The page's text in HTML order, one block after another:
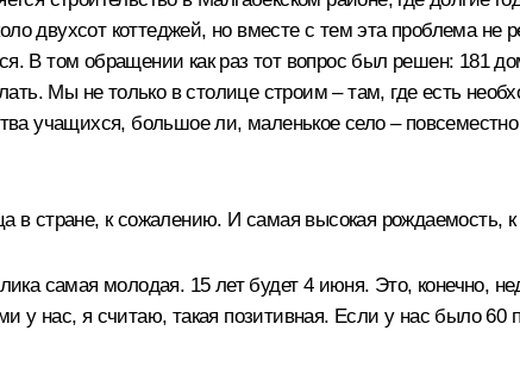
двухсот коттеджей, но вместе с тем эта проблема не
В том обращении как раз тот вопрос был решен: 181
Мы не только в столице строим – там, где есть
учащихся, большое ли, маленькое село –
стране, к сожалению. И самая высокая рождаемость,
самая молодая. 15 лет будет 4 июня. Это, конечно,
нас, я считаю, такая позитивная. Если у нас было 60